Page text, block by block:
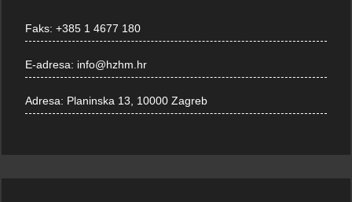
Faks:+385 1 4677 180
E-adresa: info@hzhm.hr
Adresa: Planinska 13, 10000 Zagreb